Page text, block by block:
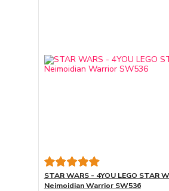
STAR WARS - 4YOU LEGO STAR
Neimoidian Warrior SW536